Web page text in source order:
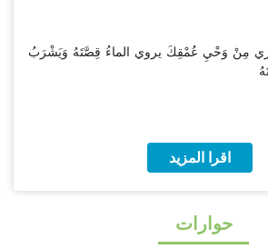
مِنْ وَحْيِ عُمْقِكَ يروي الماءُ قِصَّتَهُ وَيَشْرَبُ
اقرا المزيد
حوارات